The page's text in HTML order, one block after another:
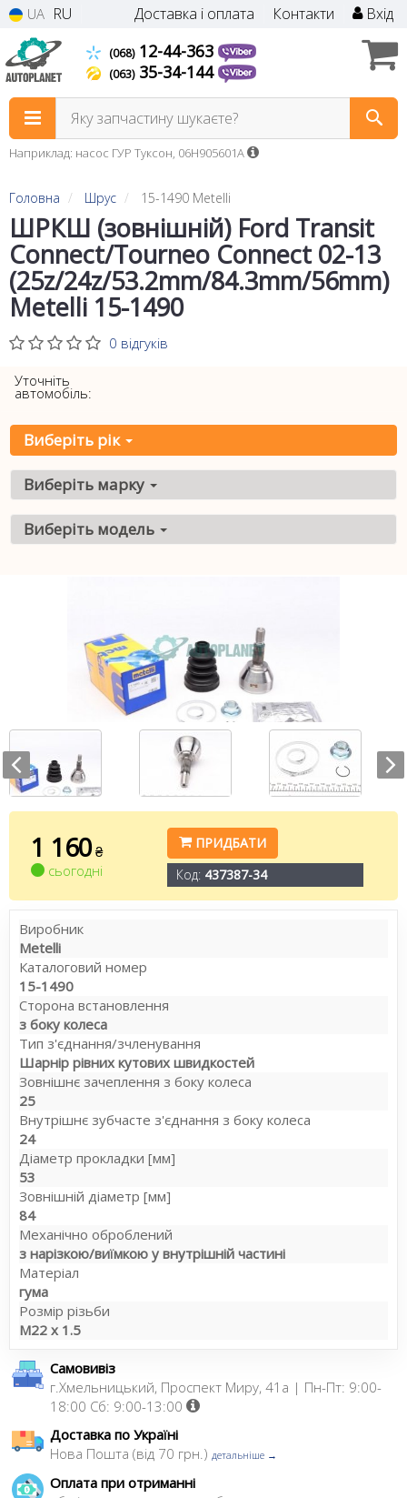
UA RU Доставка і оплата Контакти Вхід
(068)12-44-363
(063)35-34-144
Яку запчастину шукаєте?
Наприклад: насос ГУР Туксон, 06H905601A
Головна Шрус 15-1490 Metelli
ШРКШ (зовнішній) Ford Transit
Connect/Tourneo Connect 02-13
(25z/24z/53.2mm/84.3mm/56mm)
Metelli 15-1490
0 відгуків
Уточніть
автомобіль:
Виберіть рік
Виберіть марку
Виберіть модель
1 160 ₴
сьогодні
ПРИДБАТИ
Код: 437387-34
Виробник
Metelli
Каталоговий номер
15-1490
Сторона встановлення
з боку колеса
Тип з'єднання/зчленування
Шарнір рівних кутових швидкостей
Зовнішнє зачеплення з боку колеса
25
Внутрішнє зубчасте з'єднання з боку колеса
24
Діаметр прокладки [мм]
53
Зовнішній діаметр [мм]
84
Механічно оброблений
з нарізкою/виїмкою у внутрішній частині
Матеріал
гума
Розмір різьби
M22 x 1.5
Самовивіз
г.Хмельницький, Проспект Миру, 41а | Пн-Пт: 9:00-
18:00 Сб: 9:00-13:00
Доставка по Україні
Нова Пошта (від 70 грн.) детальніше →
Оплата при отриманні